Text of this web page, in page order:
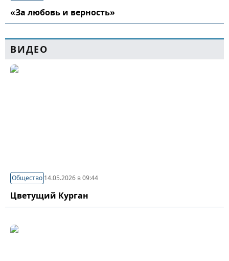
«За любовь и верность»
ВИДЕО
Общество 14.05.2026 в 09:44
Цветущий Курган